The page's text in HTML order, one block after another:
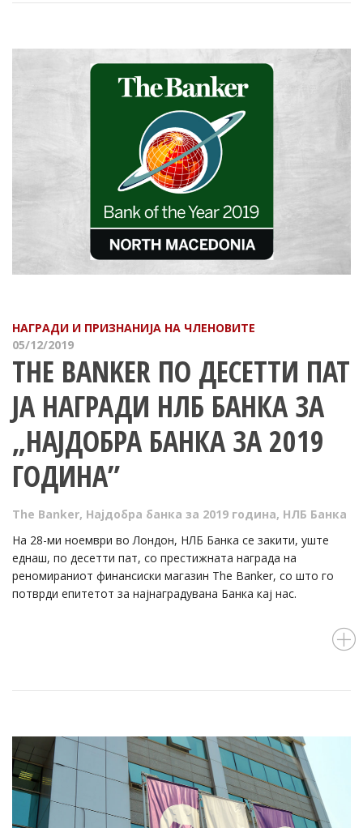
НАГРАДИ И ПРИЗНАНИЈА НА ЧЛЕНОВИТЕ
05/12/2019
THE BANKER ПО ДЕСЕТТИ ПАТ
ЈА НАГРАДИ НЛБ БАНКА ЗА
„НАЈДОБРА БАНКА ЗА 2019
ГОДИНА”
The Banker, Најдобра банка за 2019 година, НЛБ Банка
На 28-ми ноември во Лондон, НЛБ Банка се закити, уште
еднаш, по десетти пат, со престижната награда на
реномираниот финансиски магазин The Banker, со што го
потврди епитетот за најнаградувана Банка кај нас.